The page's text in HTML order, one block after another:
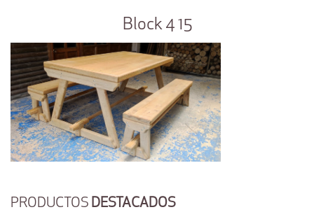
Block 4 15
PRODUCTOS DESTACADOS